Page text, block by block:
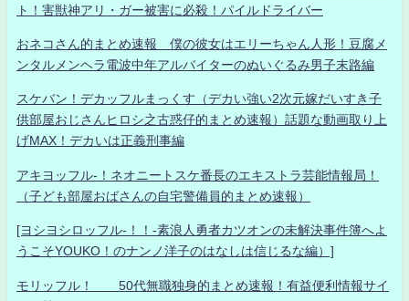
ト！害獣神アリ・ガー被害に必殺！パイルドライバー
おネコさん的まとめ速報 僕の彼女はエリーちゃん人形！豆腐メ
ンタルメンヘラ電波中年アルバイターのぬいぐるみ男子末路編
スケバン！デカッフルまっくす（デカい強い2次元嫁だいすき子
供部屋おじさんヒロシ之古惑仔的まとめ速報）話題な動画取り上
げMAX！デカいは正義刑事編
アキヨッフル-！ネオニートスケ番長のエキストラ芸能情報局！
（子ども部屋おばさんの自宅警備員的まとめ速報）
[ヨシヨシロッフル-！！-素浪人勇者カツオンの未解決事件簿へよ
うこそYOUKO！のナンノ洋子のはなしは信じるな編）]
モリッフル！ 50代無職独身的まとめ速報！有益便利情報サイ